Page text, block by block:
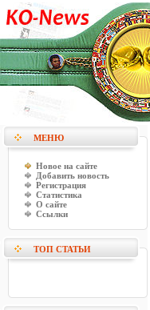
МЕНЮ
Новое на сайте
Добавить новость
Регистрация
Статистика
О сайте
Ссылки
ТОП СТАТЬИ